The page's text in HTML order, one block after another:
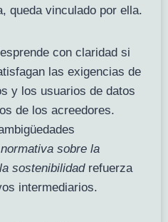
queda vinculado por ella.
con claridad si
las exigencias de
y los usuarios de datos
de los acreedores.
normativa sobre la
sostenibilidadrefuerza
intermediarios.